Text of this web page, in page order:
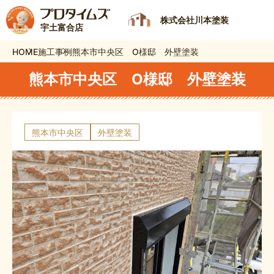
宇土富合店
株式会社川本塗装
HOME施工事例熊本市中央区 O様邸 外壁塗装
熊本市中央区 O様邸 外壁塗装
熊本市中央区 外壁塗装